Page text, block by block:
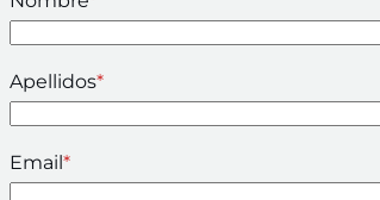
Apellidos*
Email*